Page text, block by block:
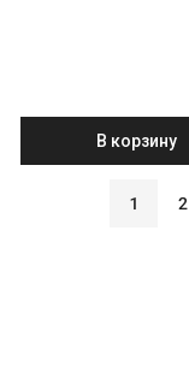
В корзину
1 2